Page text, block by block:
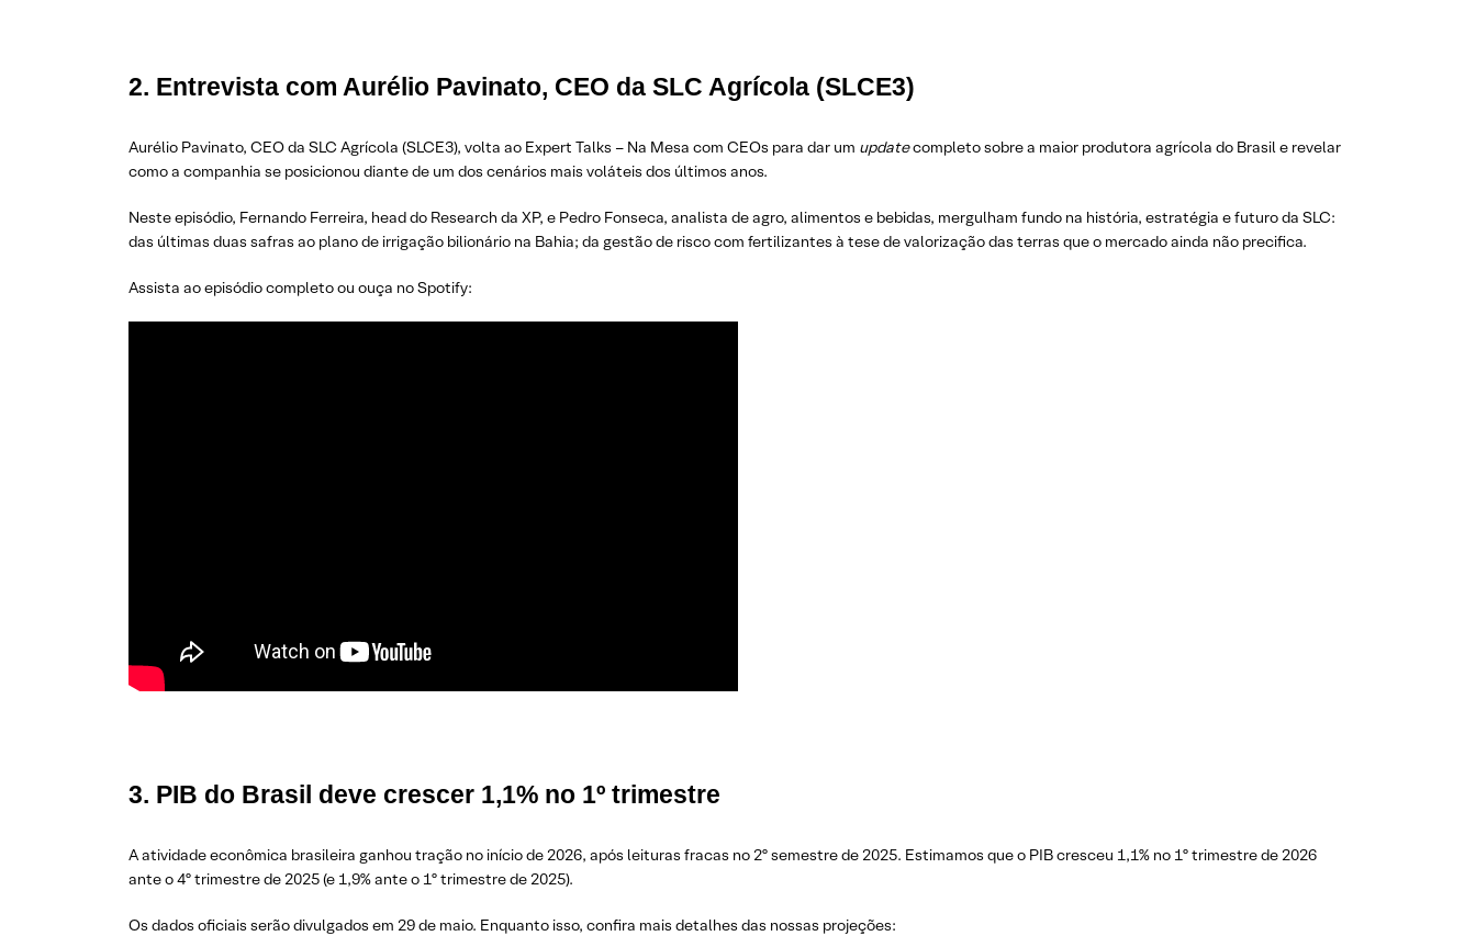
2. Entrevista com Aurélio Pavinato, CEO da SLC Agrícola (SLCE3)
Aurélio Pavinato, CEO da SLC Agrícola (SLCE3), volta ao Expert Talks – Na Mesa com CEOs para dar um updatecompleto sobre a maior produtora agrícola do Brasil e revelar
como a companhia se posicionou diante de um dos cenários mais voláteis dos últimos anos.
Neste episódio, Fernando Ferreira, head do Research da XP, e Pedro Fonseca, analista de agro, alimentos e bebidas, mergulham fundo na história, estratégia e futuro da SLC:
das últimas duas safras ao plano de irrigação bilionário na Bahia; da gestão de risco com fertilizantes à tese de valorização das terras que o mercado ainda não precifica.
Assista ao episódio completo ou ouça no Spotify:
3. PIB do Brasil deve crescer 1,1% no 1º trimestre
A atividade econômica brasileira ganhou tração no início de 2026, após leituras fracas no 2º semestre de 2025. Estimamos que o PIB cresceu 1,1% no 1º trimestre de 2026
ante o 4º trimestre de 2025 (e 1,9% ante o 1º trimestre de 2025).
Os dados oficiais serão divulgados em 29 de maio. Enquanto isso, confira mais detalhes das nossas projeções: